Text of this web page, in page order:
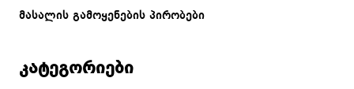
მასალის გამოყენების პირობები
კატეგორიები